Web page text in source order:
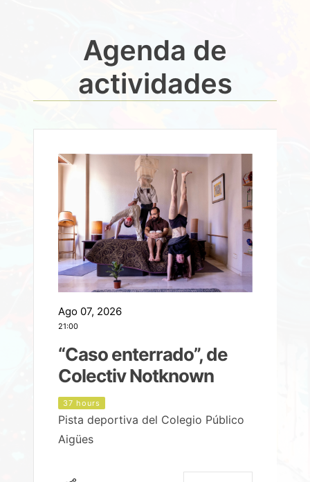
Agenda de
actividades
Ago 07, 2026
21:00
“Caso enterrado”, de
Colectiv Notknown
37 hours
Pista deportiva del Colegio Público
Aigües